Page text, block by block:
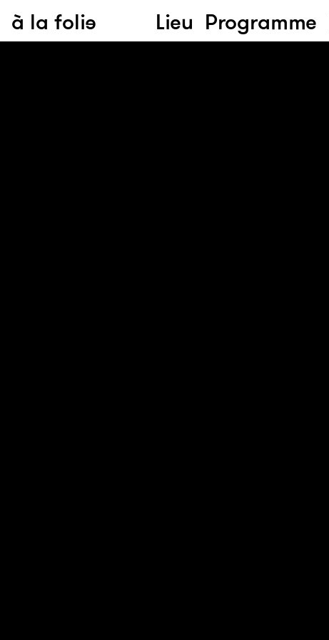
à la folie Lieu Programme